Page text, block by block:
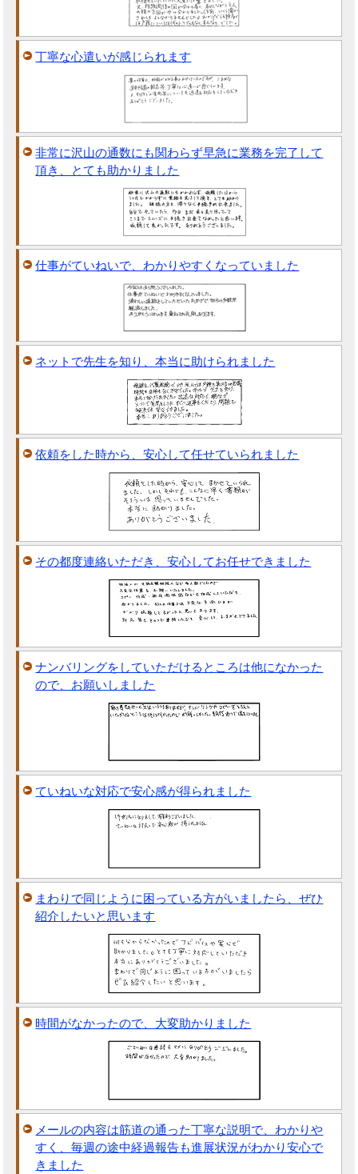
丁寧な心遣いが感じられます
非常に沢山の通数にも関わらず早急に業務を完了して
頂き、とても助かりました
仕事がていねいで、わかりやすくなっていました
ネットで先生を知り、本当に助けられました
依頼をした時から、安心して任せていられました
その都度連絡いただき、安心してお任せできました
ナンバリングをしていただけるところは他になかった
ので、お願いしました
ていねいな対応で安心感が得られました
まわりで同じように困っている方がいましたら、ぜひ
紹介したいと思います
時間がなかったので、大変助かりました
メールの内容は筋道の通った丁寧な説明で、わかりや
すく、毎週の途中経過報告も進展状況がわかり安心で
きました